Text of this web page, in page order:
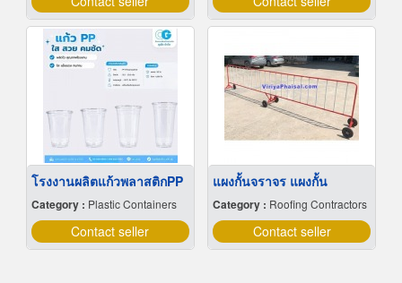
โรงงานผลิตแก้วพลาสติกPP
Category : Plastic Containers
Contact seller
แผงกั้นจราจร แผงกั้น
Category : Roofing Contractors
Contact seller